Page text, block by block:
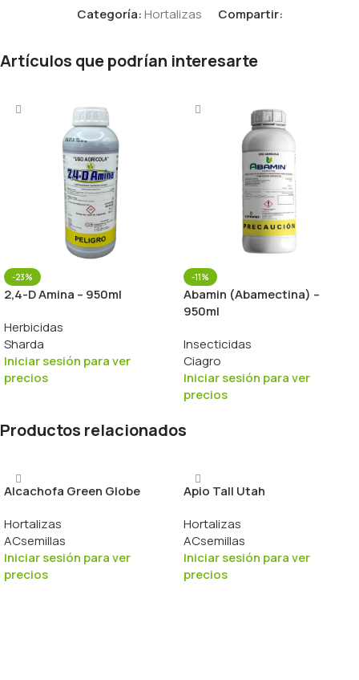
Categoría:Hortalizas Compartir:
Artículos que podrían interesarte
-23%
2,4-D Amina – 950ml
Herbicidas
Sharda
Iniciar sesión para ver
precios
-11%
Abamin (Abamectina) –
950ml
Insecticidas
Ciagro
Iniciar sesión para ver
precios
Productos relacionados
Alcachofa Green Globe
Hortalizas
ACsemillas
Iniciar sesión para ver
precios
Apio Tall Utah
Hortalizas
ACsemillas
Iniciar sesión para ver
precios